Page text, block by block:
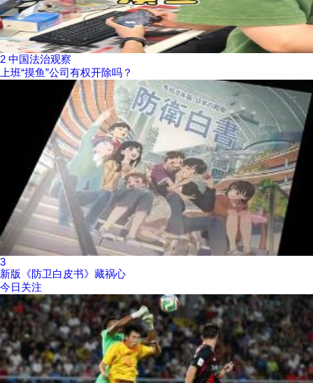
2 中国法治观察
上班“摸鱼”公司有权开除吗？
3
新版《防卫白皮书》藏祸心
今日关注